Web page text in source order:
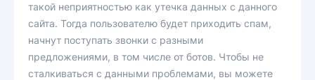
такой неприятностью как утечка данных с данного
сайта. Тогда пользователю будет приходить спам,
начнут поступать звонки с разными
предложениями, в том числе от ботов. Чтобы не
сталкиваться с данными проблемами, вы можете